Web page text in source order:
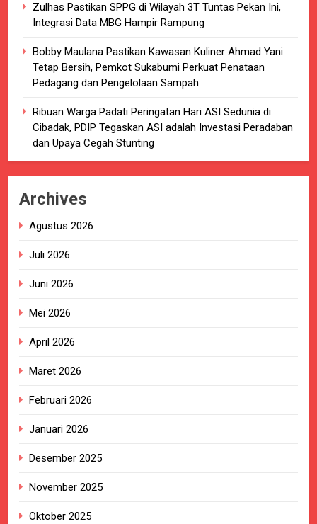
Zulhas Pastikan SPPG di Wilayah 3T Tuntas Pekan Ini,
Integrasi Data MBG Hampir Rampung
Bobby Maulana Pastikan Kawasan Kuliner Ahmad Yani
Tetap Bersih, Pemkot Sukabumi Perkuat Penataan
Pedagang dan Pengelolaan Sampah
Ribuan Warga Padati Peringatan Hari ASI Sedunia di
Cibadak, PDIP Tegaskan ASI adalah Investasi Peradaban
dan Upaya Cegah Stunting
Archives
Agustus 2026
Juli 2026
Juni 2026
Mei 2026
April 2026
Maret 2026
Februari 2026
Januari 2026
Desember 2025
November 2025
Oktober 2025